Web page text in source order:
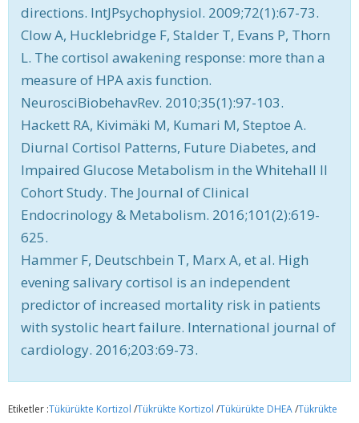
directions. IntJPsychophysiol. 2009;72(1):67-73.
Clow A, Hucklebridge F, Stalder T, Evans P, Thorn
L. The cortisol awakening response: more than a
measure of HPA axis function.
NeurosciBiobehavRev. 2010;35(1):97-103.
Hackett RA, Kivimäki M, Kumari M, Steptoe A.
Diurnal Cortisol Patterns, Future Diabetes, and
Impaired Glucose Metabolism in the Whitehall II
Cohort Study. The Journal of Clinical
Endocrinology & Metabolism. 2016;101(2):619-
625.
Hammer F, Deutschbein T, Marx A, et al. High
evening salivary cortisol is an independent
predictor of increased mortality risk in patients
with systolic heart failure. International journal of
cardiology. 2016;203:69-73.
Etiketler :Tükürükte Kortizol /Tükrükte Kortizol /Tükürükte DHEA/Tükrükte